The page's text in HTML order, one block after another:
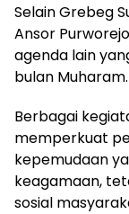
Selain Grebeg
Ansor
agenda lain
bulan Muharam.
Berbagai
memperkuat
kepemudaan
keagamaan,
sosial